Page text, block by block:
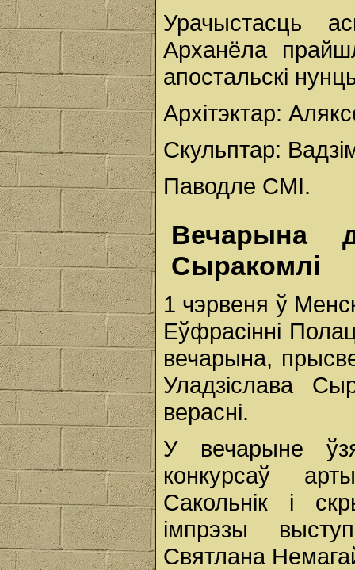
Урачыстасць
Арханёла
апостальскі
Архітэктар:
Скульптар:
Паводле СМІ.
Вечарына
Сыракомлі
1 чэрвеня ў
Еўфрасінні
вечарына,
Уладзіслава
верасні.
У вечарыне
конкурсаў
Сакольнік і
імпрэзы
Святлана